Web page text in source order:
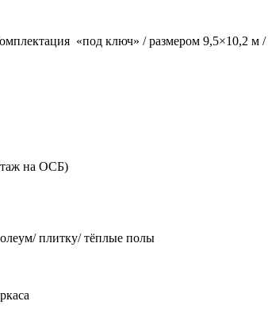
«под ключ» /размером 9,5×10,2 м /
на ОСБ)
плитку/ тёплые полы